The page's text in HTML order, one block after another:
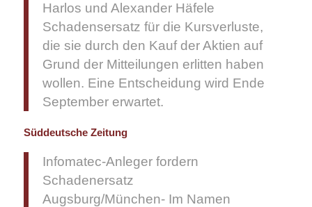
Harlos und Alexander Häfele
Schadensersatz für die Kursverluste,
die sie durch den Kauf der Aktien auf
Grund der Mitteilungen erlitten haben
wollen. Eine Entscheidung wird Ende
September erwartet.
Süddeutsche Zeitung
Infomatec-Anleger fordern
Schadenersatz
Augsburg/München- Im Namen